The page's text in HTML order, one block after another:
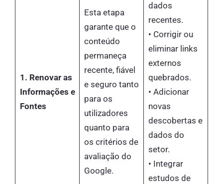
1. Renovar as
Informações e
Fontes
Esta etapa
garante que o
conteúdo
permaneça
recente, fiável
e seguro tanto
para os
utilizadores
quanto para
os critérios de
avaliação do
Google.
dados
recentes.
• Corrigir ou
eliminar links
externos
quebrados.
• Adicionar
novas
descobertas e
dados do
setor.
• Integrar
estudos de